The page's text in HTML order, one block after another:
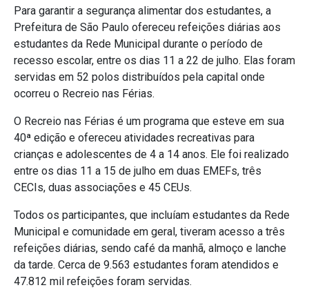
Para garantir a segurança alimentar dos estudantes, a
Prefeitura de São Paulo ofereceu refeições diárias aos
estudantes da Rede Municipal durante o período de
recesso escolar, entre os dias 11 a 22 de julho. Elas foram
servidas em 52 polos distribuídos pela capital onde
ocorreu o Recreio nas Férias.
O Recreio nas Férias é um programa que esteve em sua
40ª edição e ofereceu atividades recreativas para
crianças e adolescentes de 4 a 14 anos. Ele foi realizado
entre os dias 11 a 15 de julho em duas EMEFs, três
CECIs, duas associações e 45 CEUs.
Todos os participantes, que incluíam estudantes da Rede
Municipal e comunidade em geral, tiveram acesso a três
refeições diárias, sendo café da manhã, almoço e lanche
da tarde. Cerca de 9.563 estudantes foram atendidos e
47.812 mil refeições foram servidas.